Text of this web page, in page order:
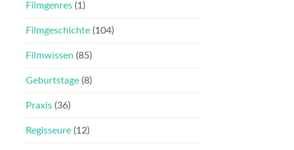
Filmgenres (1)
Filmgeschichte (104)
Filmwissen (85)
Geburtstage (8)
Praxis (36)
Regisseure (12)